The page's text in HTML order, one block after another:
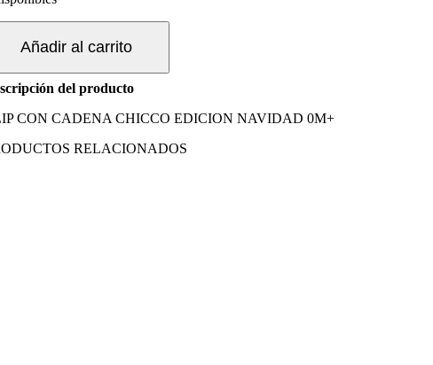
Añadir al carrito
del producto
CON CADENA CHICCO EDICION NAVIDAD 0M+
RELACIONADOS